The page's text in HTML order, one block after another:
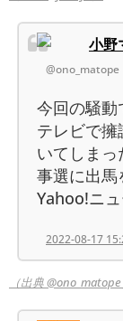
小野
@ono_matope
今回の騒
テレビで
いてしま
事選に出
Yahoo!ニ
2022-08-17
（出典 @ono_matope